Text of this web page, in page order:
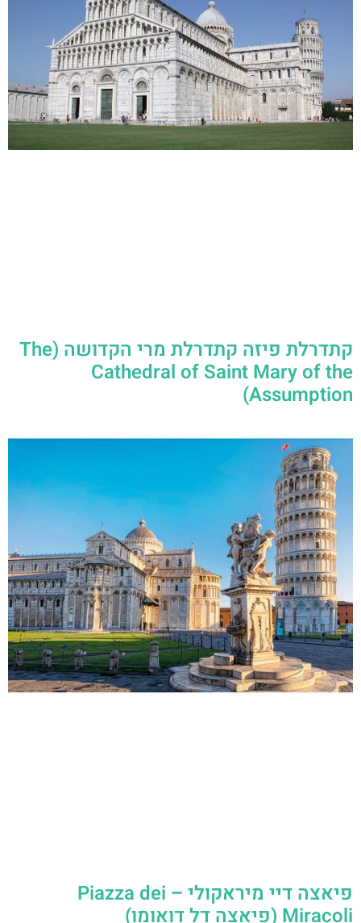
קתדרלת פיזה קתדרלת מרי הקדושה (The
Cathedral of Saint Mary of the
Assumption)
פיאצה דיי מיראקולי – Piazza dei
Miracoli (פיאצה דל דואומו)